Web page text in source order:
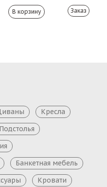
Заказ
Кресла
Подстолья
Банкетная мебель
Кровати